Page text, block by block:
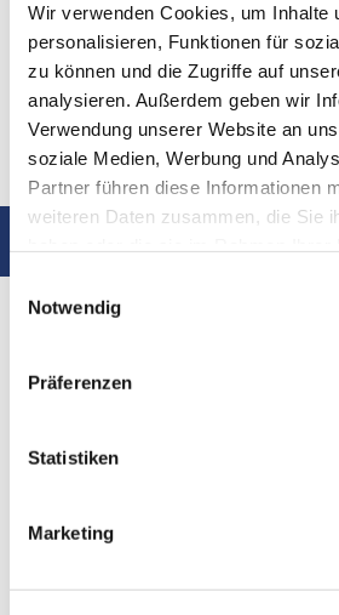
Wir verwenden Cookies, um Inhalte
personalisieren, Funktionen für
zu können und die Zugriffe auf
analysieren. Außerdem geben wir
Verwendung unserer Website an
soziale Medien, Werbung und
Partner führen diese Informationen
weiteren Daten zusammen, die Sie
Einwilligungsauswahl
Notwendig
Präferenzen
Statistiken
Marketing
Unser